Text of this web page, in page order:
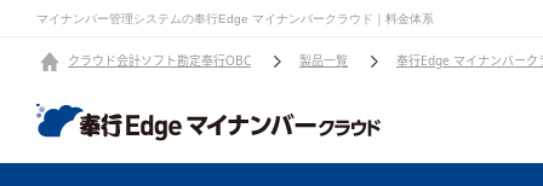
マイナンバー管理システムの奉行Edge マイナンバークラウド｜料金体系
クラウド会計ソフト勘定奉行OBC 製品一覧 奉行Edge マイナンバーク